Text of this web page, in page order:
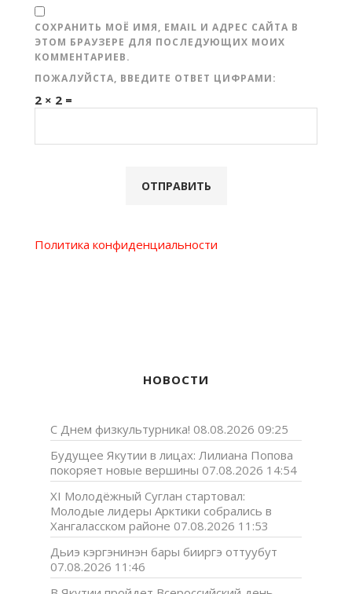
СОХРАНИТЬ МОЁ ИМЯ, EMAIL И АДРЕС САЙТА В
ЭТОМ БРАУЗЕРЕ ДЛЯ ПОСЛЕДУЮЩИХ МОИХ
КОММЕНТАРИЕВ.
ПОЖАЛУЙСТА, ВВЕДИТЕ ОТВЕТ ЦИФРАМИ:
2 × 2 =
Политика конфиденциальности
НОВОСТИ
С Днем физкультурника! 08.08.2026 09:25
Будущее Якутии в лицах: Лилиана Попова
покоряет новые вершины 07.08.2026 14:54
XI Молодёжный Суглан стартовал:
Молодые лидеры Арктики собрались в
Хангаласском районе 07.08.2026 11:53
Дьиэ кэргэнинэн бары бииргэ оттуубут
07.08.2026 11:46